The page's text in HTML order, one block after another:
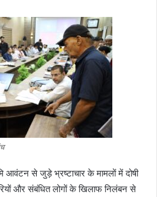
आवंटन से जुड़े भ्रष्टाचार के मामलों में दोषी
और संबंधित लोगों के खिलाफ निलंबन से